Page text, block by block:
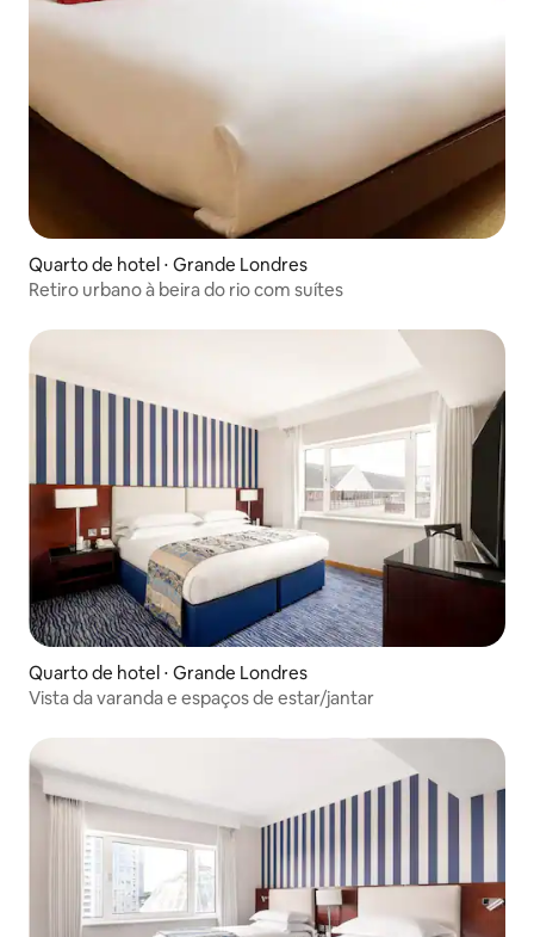
Quarto de hotel ⋅ Grande Londres
Retiro urbano à beira do rio com suítes
Quarto de hotel ⋅ Grande Londres
Vista da varanda e espaços de estar/jantar